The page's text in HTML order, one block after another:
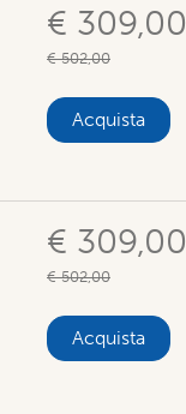
€ 309,00
€ 502,00
Acquista
€ 309,00
€ 502,00
Acquista